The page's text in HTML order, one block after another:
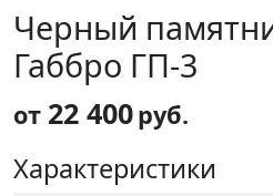
Черный
Габбро ГП-3
от 22 400руб.
Характеристики